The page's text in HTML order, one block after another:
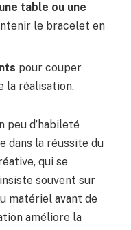
table ou une
le bracelet en
pour couper
la réalisation.
peu d’habileté
dans la réussite du
qui se
souvent sur
matériel avant de
améliore la